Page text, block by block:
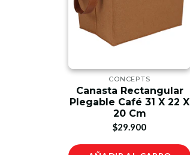
CONCEPTS
Canasta Rectangular
Plegable Café 31 X 22 X
20 Cm
$29.900